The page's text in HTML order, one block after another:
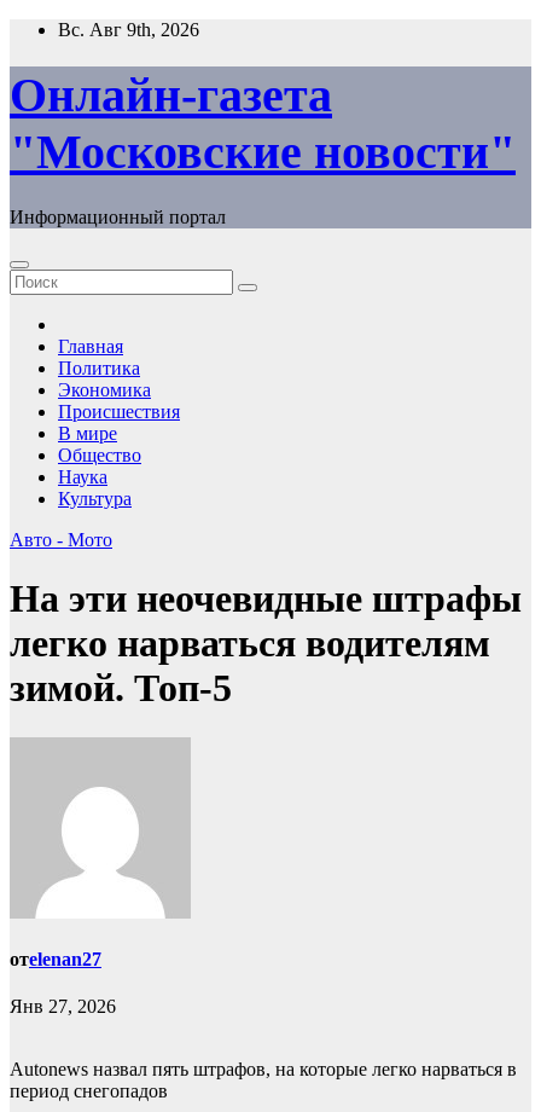
Перейти
содержимому
Вс. Авг 9th, 2026
Онлайн-газета
"Московские новости"
Информационный портал
Главная
Политика
Экономика
Происшествия
В мире
Общество
Наука
Культура
Авто - Мото
На эти неочевидные штрафы
легко нарваться водителям
зимой. Топ-5
отelenan27
Янв 27, 2026
Autonews назвал пять штрафов, на которые легко нарваться в
период снегопадов